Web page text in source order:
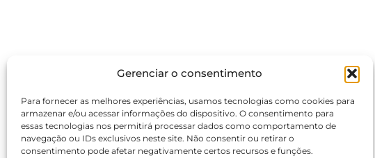
Gerenciar o consentimento
Para fornecer as melhores experiências, usamos tecnologias como cookies para
armazenar e/ou acessar informações do dispositivo. O consentimento para
essas tecnologias nos permitirá processar dados como comportamento de
navegação ou IDs exclusivos neste site. Não consentir ou retirar o
consentimento pode afetar negativamente certos recursos e funções.